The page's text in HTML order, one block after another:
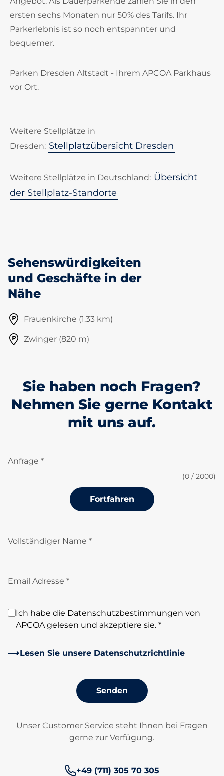
ersten sechs Monaten nur 50% des Tarifs. Ihr
Parkerlebnis ist so noch entspannter und
bequemer.
Parken Dresden Altstadt - Ihrem APCOA Parkhaus
vor Ort.
Weitere Stellplätze in
Dresden: Stellplatzübersicht Dresden
Weitere Stellplätze in Deutschland: Übersicht
der Stellplatz-Standorte
Sehenswürdigkeiten
und Geschäfte in der
Nähe
Frauenkirche (1.33 km)
Zwinger (820 m)
Sie haben noch Fragen?
Nehmen Sie gerne Kontakt
mit uns auf.
Anfrage *
(0 / 2000)
Fortfahren
Vollständiger Name *
Email Adresse *
Ich habe die Datenschutzbestimmungen von
APCOA gelesen und akzeptiere sie. *
Lesen Sie unsere Datenschutzrichtlinie
Senden
Unser Customer Service steht Ihnen bei Fragen
gerne zur Verfügung.
Telefonnummer:
+49 (711) 305 70 305